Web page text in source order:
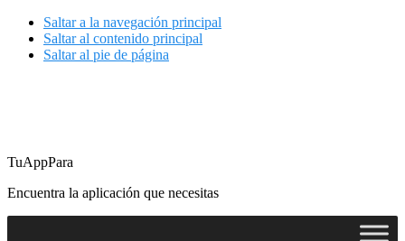
Saltar a la navegación principal
Saltar al contenido principal
Saltar al pie de página
TuAppPara
Encuentra la aplicación que necesitas